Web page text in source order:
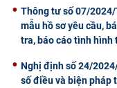
Thông tư số 07/
mẫu hồ sơ yêu cầu,
tra, báo cáo tình
Nghị định số 24/
số điều và biện pháp